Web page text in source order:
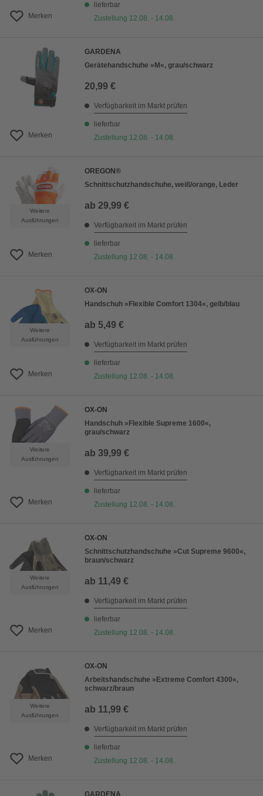
Merken
lieferbar
Zustellung 12.08. - 14.08.
Merken
GARDENA
Gerätehandschuhe »M«, grau/schwarz
20,99 €
Verfügbarkeit im Markt prüfen
lieferbar
Zustellung 12.08. - 14.08.
Weitere
Ausführungen
Merken
OREGON®
Schnittschutzhandschuhe, weiß/orange, Leder
ab 29,99 €
Verfügbarkeit im Markt prüfen
lieferbar
Zustellung 12.08. - 14.08.
Weitere
Ausführungen
Merken
OX-ON
Handschuh »Flexible Comfort 1304«, gelb/blau
ab 5,49 €
Verfügbarkeit im Markt prüfen
lieferbar
Zustellung 12.08. - 14.08.
Weitere
Ausführungen
Merken
OX-ON
Handschuh »Flexible Supreme 1600«,
grau/schwarz
ab 39,99 €
Verfügbarkeit im Markt prüfen
lieferbar
Zustellung 12.08. - 14.08.
Weitere
Ausführungen
Merken
OX-ON
Schnittschutzhandschuhe »Cut Supreme 9600«,
braun/schwarz
ab 11,49 €
Verfügbarkeit im Markt prüfen
lieferbar
Zustellung 12.08. - 14.08.
Weitere
Ausführungen
Merken
OX-ON
Arbeitshandschuhe »Extreme Comfort 4300«,
schwarz/braun
ab 11,99 €
Verfügbarkeit im Markt prüfen
lieferbar
Zustellung 12.08. - 14.08.
GARDENA